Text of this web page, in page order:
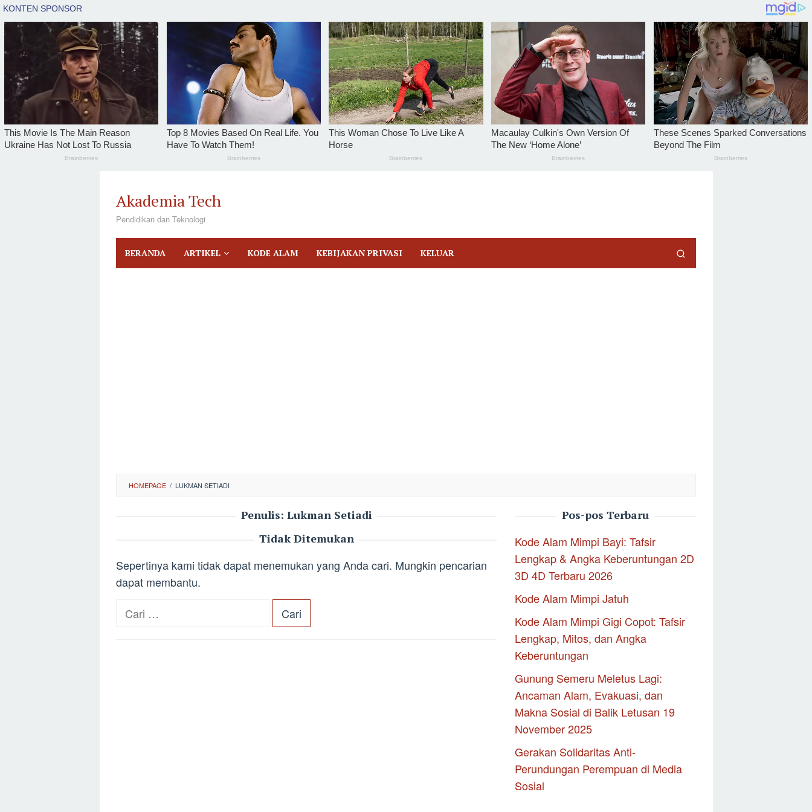
konten
Akademia Tech
Pendidikan dan Teknologi
BERANDA ARTIKEL KODE ALAM KEBIJAKAN PRIVASI KELUAR
tutup tutup
HOMEPAGE / LUKMAN SETIADI
Penulis: Lukman Setiadi
Tidak Ditemukan
Sepertinya kami tidak dapat menemukan yang Anda cari. Mungkin pencarian
dapat membantu.
Cari
Pos-pos Terbaru
Kode Alam Mimpi Bayi: Tafsir
Lengkap & Angka Keberuntungan 2D
3D 4D Terbaru 2026
Kode Alam Mimpi Jatuh
Kode Alam Mimpi Gigi Copot: Tafsir
Lengkap, Mitos, dan Angka
Keberuntungan
Gunung Semeru Meletus Lagi:
Ancaman Alam, Evakuasi, dan
Makna Sosial di Balik Letusan 19
November 2025
Gerakan Solidaritas Anti-
Perundungan Perempuan di Media
Sosial